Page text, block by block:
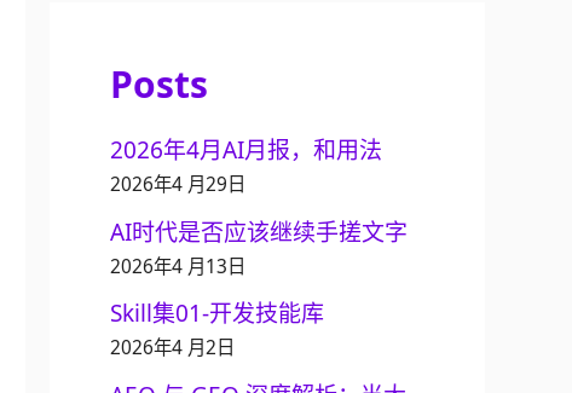
Posts
2026年4月AI月报，和用法
2026年4 月29日
AI时代是否应该继续手搓文字
2026年4 月13日
Skill集01-开发技能库
2026年4 月2日